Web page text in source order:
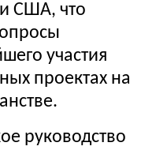
США, что
участия
проектах на
руководство